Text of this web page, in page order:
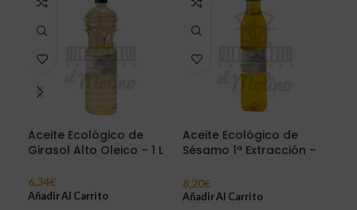
Aceite Ecológico de
Girasol Alto Oleico – 1 L
6,34€
Añadir Al Carrito
Aceite Ecológico de
Sésamo 1ª Extracción –
8,20€
Añadir Al Carrito